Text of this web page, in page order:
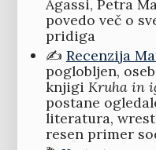
Agassi, Petra
povedo več o
pridiga
✍️ Recenzija
poglobljen,
knjigi Kruha in
postane
literatura,
resen primer